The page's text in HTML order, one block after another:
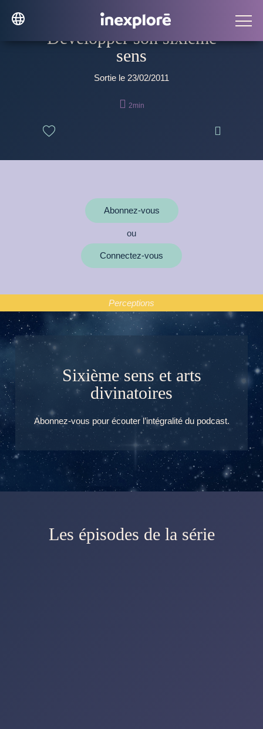
Développer son sixième
sens
Sortie le 23/02/2011
 2min

Abonnez-vous
ou
Connectez-vous
Perceptions
Sixième sens et arts
divinatoires
Abonnez-vous pour écouter l’intégralité du podcast.
Les épisodes de la série